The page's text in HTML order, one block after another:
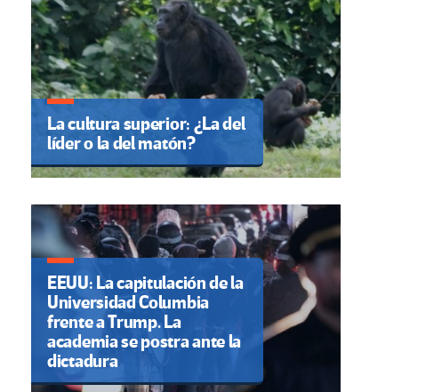
La cultura superior: ¿La del
líder o la del matón?
EEUU: La capitulación de la
Universidad Columbia
frente a Trump. La
academia se postra ante la
dictadura